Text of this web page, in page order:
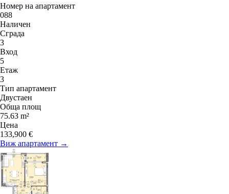
Номер на апартамент
088
Наличен
Сграда
3
Вход
5
Етаж
3
Тип апартамент
Двустаен
Обща площ
75.63 m²
Цена
133,900 €
Виж апартамент →